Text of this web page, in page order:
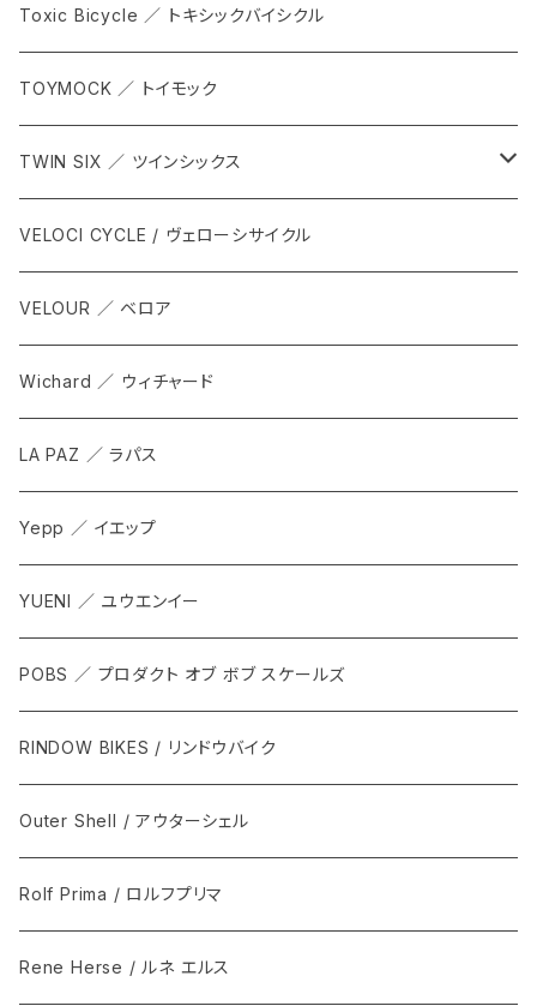
Toxic Bicycle ／ トキシックバイシクル
TOYMOCK ／ トイモック
TWIN SIX ／ ツインシックス
ALL
Tops
Bottoms
Accesorries
VELOCI CYCLE / ヴェローシサイクル
VELOUR ／ ベロア
Wichard ／ ウィチャード
LA PAZ ／ ラパス
Yepp ／ イエップ
YUENI ／ ユウエンイー
POBS ／ プロダクト オブ ボブ スケールズ
RINDOW BIKES / リンドウバイク
Outer Shell / アウターシェル
Rolf Prima / ロルフプリマ
Rene Herse / ルネ エルス